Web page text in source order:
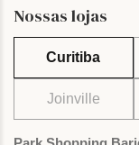
Nossas lojas
Curitiba
Joinville